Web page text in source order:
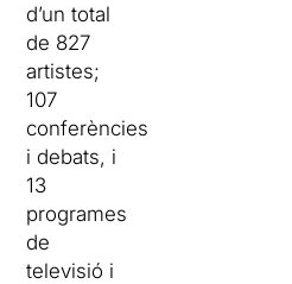
d’un total
de 827
artistes;
107
conferències
i debats, i
13
programes
de
televisió i